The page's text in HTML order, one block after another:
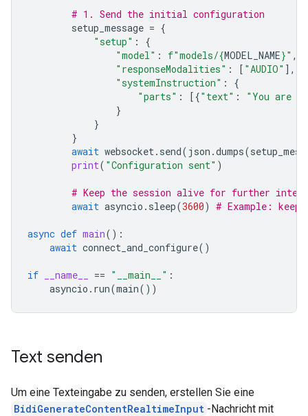
# 1. Send the initial configuration
setup_message = {
"setup" :
{
"model" : f"models/{MODEL_NAME}" ,
"responseModalities" : [ "AUDIO" ],
"systemInstruction" :
{
"parts" : [{"text" :
"You are
}
}
}
await websocket. send( json .dumps(
print( "Configuration sent" )
# Keep the session alive for further
await asyncio . sleep(3600) # Example:
async def main():
await connect_and_configure()
if __name__ == "__main__" :
asyncio . run(main())
Text senden
Um eine Texteingabe zu senden, erstellen Sie eine
BidiGenerateContentRealtimeInput -Nachricht mit